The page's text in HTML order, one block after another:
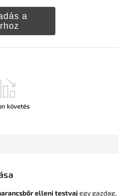
a
követés
elleni testvaj egy gazdag,